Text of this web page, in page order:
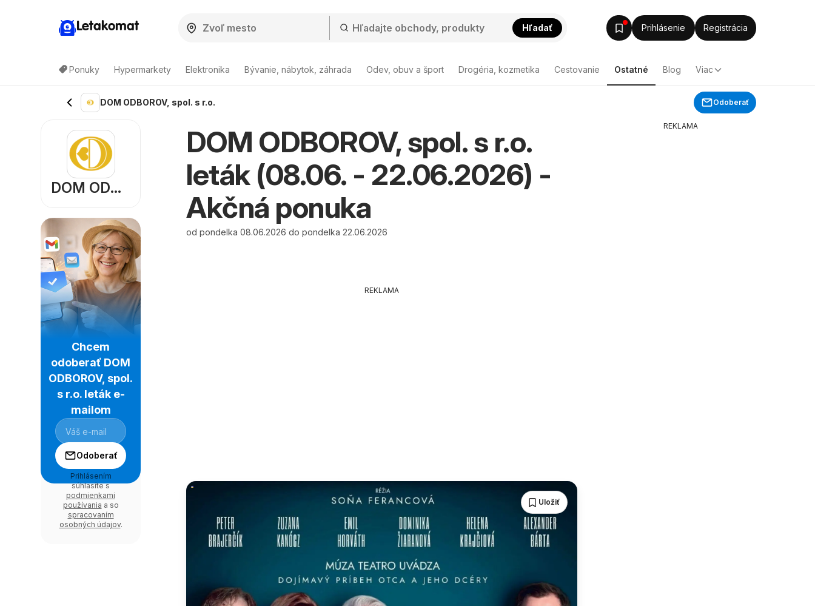
Letakomat Hľadať Prihlásenie Registrácia
Ponuky Hypermarkety Elektronika Bývanie, nábytok, záhrada Odev, obuv a šport Drogéria, kozmetika Cestovanie Ostatné Blog Viac
DOM ODBOROV, spol. s r.o. Odoberať
DOM ODBOROV, spol. s r.o.
leták (08.06. - 22.06.2026) -
Akčná ponuka
od pondelka 08.06.2026 do pondelka 22.06.2026
REKLAMA
Uložiť
DOM ODBOROV, spol. s r.o.
Chcem
odoberať DOM
ODBOROV, spol.
s r.o. leták e-
mailom
Odoberať
Prihlásením
súhlasíte s
podmienkami
používania a so
spracovaním
osobných údajov.
REKLAMA